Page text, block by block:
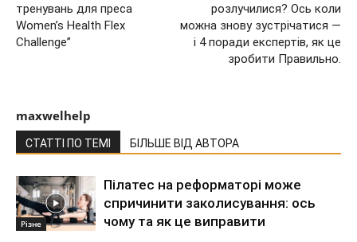
тренувань для преса
Women’s Health Flex
Challenge”
розлучилися? Ось коли
можна знову зустрічатися —
і 4 поради експертів, як це
зробити Правильно.
maxwelhelp
СТАТТІ ПО ТЕМІ БІЛЬШЕ ВІД АВТОРА
Різне
Пілатес на реформаторі може
спричинити заколисування: ось
чому та як це виправити